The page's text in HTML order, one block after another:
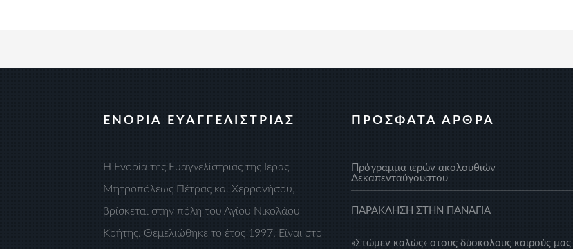
ΕΝΟΡΙΑ ΕΥΑΓΓΕΛΙΣΤΡΙΑΣ
Η Ενορία της Ευαγγελίστριας της Ιεράς
Μητροπόλεως Πέτρας και Χερρονήσου,
βρίσκεται στην πόλη του Αγίου Νικολάου
Κρήτης. Θεμελιώθηκε το έτος 1997. Είναι στο
ΠΡΟΣΦΑΤΑ ΑΡΘΡΑ
Πρόγραμμα ιερών ακολουθιών
Δεκαπενταύγουστου
ΠΑΡΑΚΛΗΣΗ ΣΤΗΝ ΠΑΝΑΓΙΑ
«Στώμεν καλώς» στους δύσκολους καιρούς μας